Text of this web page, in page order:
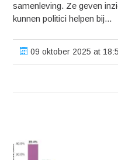
samenleving. Ze geven
kunnen politici helpen bij...
09 oktober 2025 at